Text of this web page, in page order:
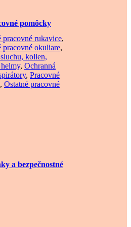
pomôcky
pracovné rukavice,
pracovné okuliare,
kolien,
, Ochranná
, Pracovné
, Ostatné pracovné
a bezpečnostné